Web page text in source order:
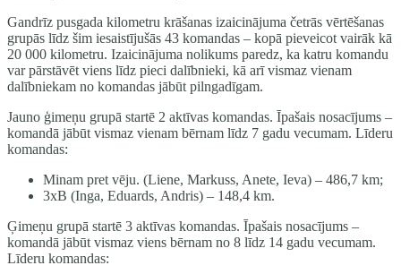
Gandrīz pusgada kilometru krāšanas izaicinājuma četrās vērtēšanas
grupās līdz šim iesaistījušās 43 komandas – kopā pieveicot vairāk kā
20 000 kilometru. Izaicinājuma nolikums paredz, ka katru komandu
var pārstāvēt viens līdz pieci dalībnieki, kā arī vismaz vienam
dalībniekam no komandas jābūt pilngadīgam.
Jauno ģimeņu grupā startē 2 aktīvas komandas. Īpašais nosacījums –
komandā jābūt vismaz vienam bērnam līdz 7 gadu vecumam. Līderu
komandas:
Minam pret vēju. (Liene, Markuss, Anete, Ieva) – 486,7 km;
3xB (Inga, Eduards, Andris) – 148,4 km.
Ģimeņu grupā startē 3 aktīvas komandas. Īpašais nosacījums –
komandā jābūt vismaz viens bērnam no 8 līdz 14 gadu vecumam.
Līderu komandas: